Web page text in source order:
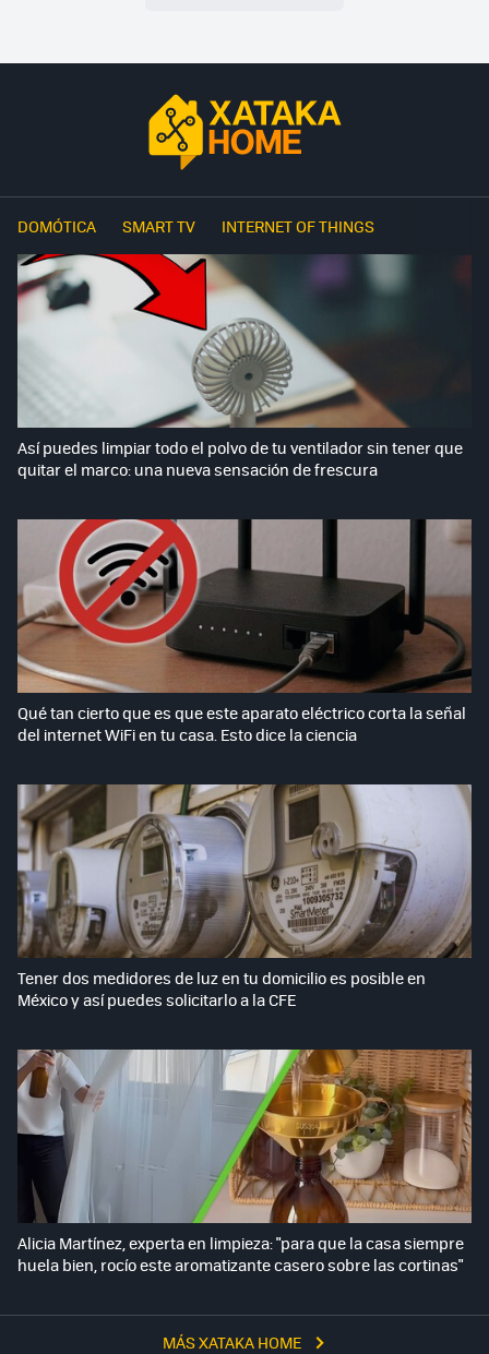
DOMÓTICA SMART TV INTERNET OF THINGS
MÁS XATAKA HOME
Así puedes limpiar todo el polvo de tu ventilador sin tener que
quitar el marco: una nueva sensación de frescura
Qué tan cierto que es que este aparato eléctrico corta la señal
del internet WiFi en tu casa. Esto dice la ciencia
Tener dos medidores de luz en tu domicilio es posible en
México y así puedes solicitarlo a la CFE
Alicia Martínez, experta en limpieza: "para que la casa siempre
huela bien, rocío este aromatizante casero sobre las cortinas"